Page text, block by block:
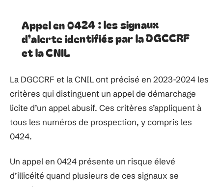
Appel en 0424 : les signaux
d’alerte identifiés par la DGCCRF
et la CNIL
La DGCCRF et la CNIL ont précisé en 2023-2024 les
critères qui distinguent un appel de démarchage
licite d’un appel abusif. Ces critères s’appliquent à
tous les numéros de prospection, y compris les
0424.
Un appel en 0424 présente un risque élevé
d’illicéité quand plusieurs de ces signaux se